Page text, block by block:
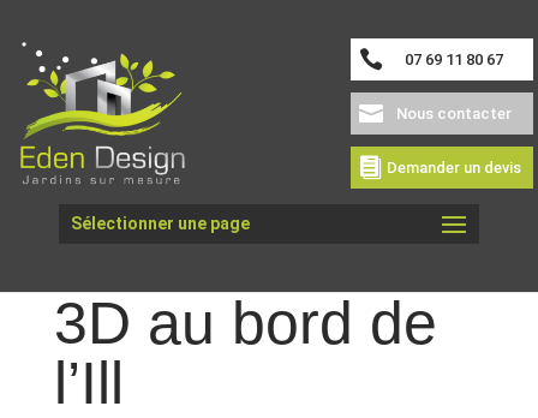
07 69 11 80 67
Nous contacter
Demander un devis
Sélectionner une page
3D au bord de
l’Ill